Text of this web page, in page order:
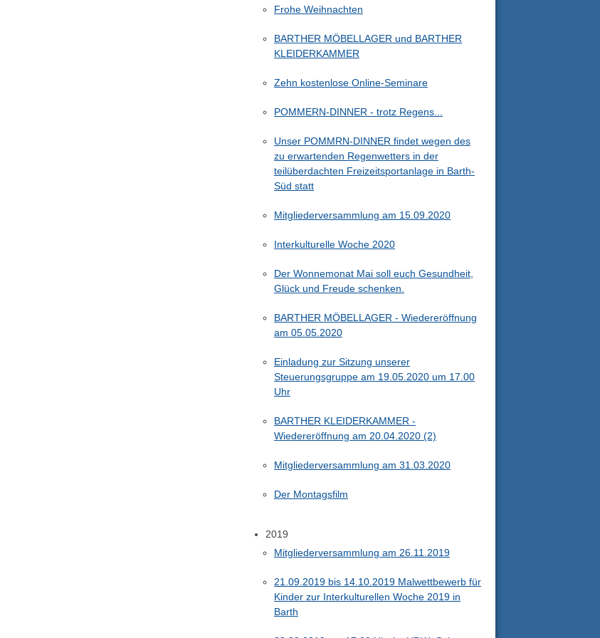
Frohe Weihnachten
BARTHER MÖBELLAGER und BARTHER
KLEIDERKAMMER
Zehn kostenlose Online-Seminare
POMMERN-DINNER - trotz Regens...
Unser POMMRN-DINNER findet wegen des
zu erwartenden Regenwetters in der
teilüberdachten Freizeitsportanlage in Barth-
Süd statt
Mitgliederversammlung am 15.09.2020
Interkulturelle Woche 2020
Der Wonnemonat Mai soll euch Gesundheit,
Glück und Freude schenken.
BARTHER MÖBELLAGER - Wiedereröffnung
am 05.05.2020
Einladung zur Sitzung unserer
Steuerungsgruppe am 19.05.2020 um 17.00
Uhr
BARTHER KLEIDERKAMMER -
Wiedereröffnung am 20.04.2020 (2)
Mitgliederversammlung am 31.03.2020
Der Montagsfilm
2019
Mitgliederversammlung am 26.11.2019
21.09.2019 bis 14.10.2019 Malwettbewerb für
Kinder zur Interkulturellen Woche 2019 in
Barth